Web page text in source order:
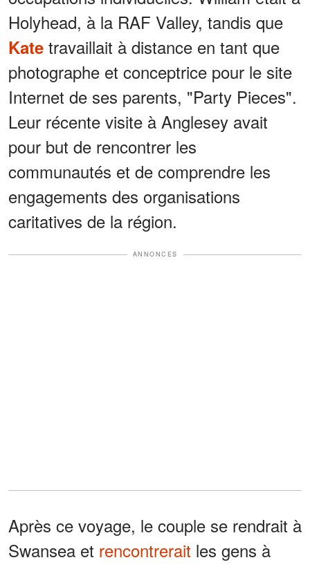
Holyhead, à la RAF Valley, tandis que
Kate travaillait à distance en tant que
photographe et conceptrice pour le site
Internet de ses parents, "Party Pieces".
Leur récente visite à Anglesey avait
pour but de rencontrer les
communautés et de comprendre les
engagements des organisations
caritatives de la région.
ANNONCES
Après ce voyage, le couple se rendrait à
Swansea et rencontrerait les gens à